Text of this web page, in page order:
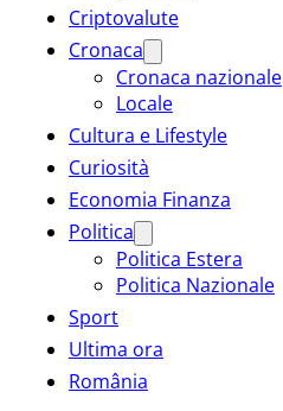
Criptovalute
Cronaca
Cronaca nazionale
Locale
Cultura e Lifestyle
Curiosità
Economia Finanza
Politica
Politica Estera
Politica Nazionale
Sport
Ultima ora
România